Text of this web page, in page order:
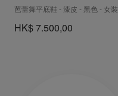
芭蕾舞平底鞋 - 漆皮 - 黑色 - 女裝
HK$ 7.500,00